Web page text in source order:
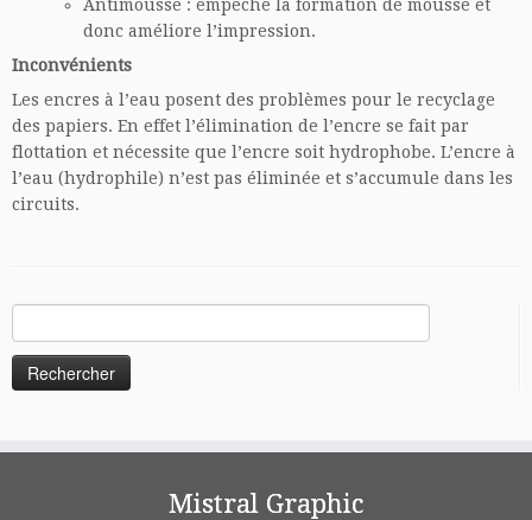
Antimousse : empêche la formation de mousse et
donc améliore l’impression.
Inconvénients
Les encres à l’eau posent des problèmes pour le recyclage
des papiers. En effet l’élimination de l’encre se fait par
flottation et nécessite que l’encre soit hydrophobe. L’encre à
l’eau (hydrophile) n’est pas éliminée et s’accumule dans les
circuits.
Mistral Graphic